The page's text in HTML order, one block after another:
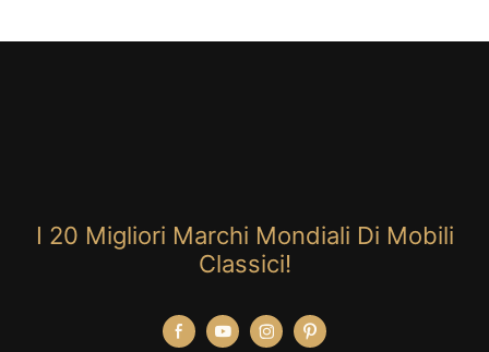
I 20 Migliori Marchi Mondiali Di Mobili
Classici!